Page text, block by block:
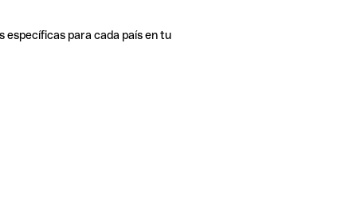
específicas para cada país en tu